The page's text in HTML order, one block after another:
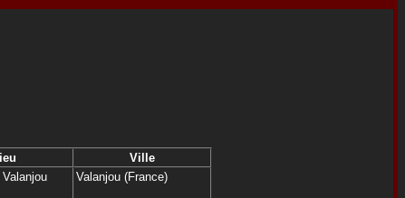
Ville
Valanjou (France)